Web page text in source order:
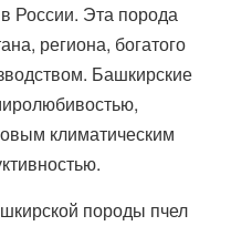
России. Эта порода
региона, богатого
Башкирские
климатическим
породы пчел